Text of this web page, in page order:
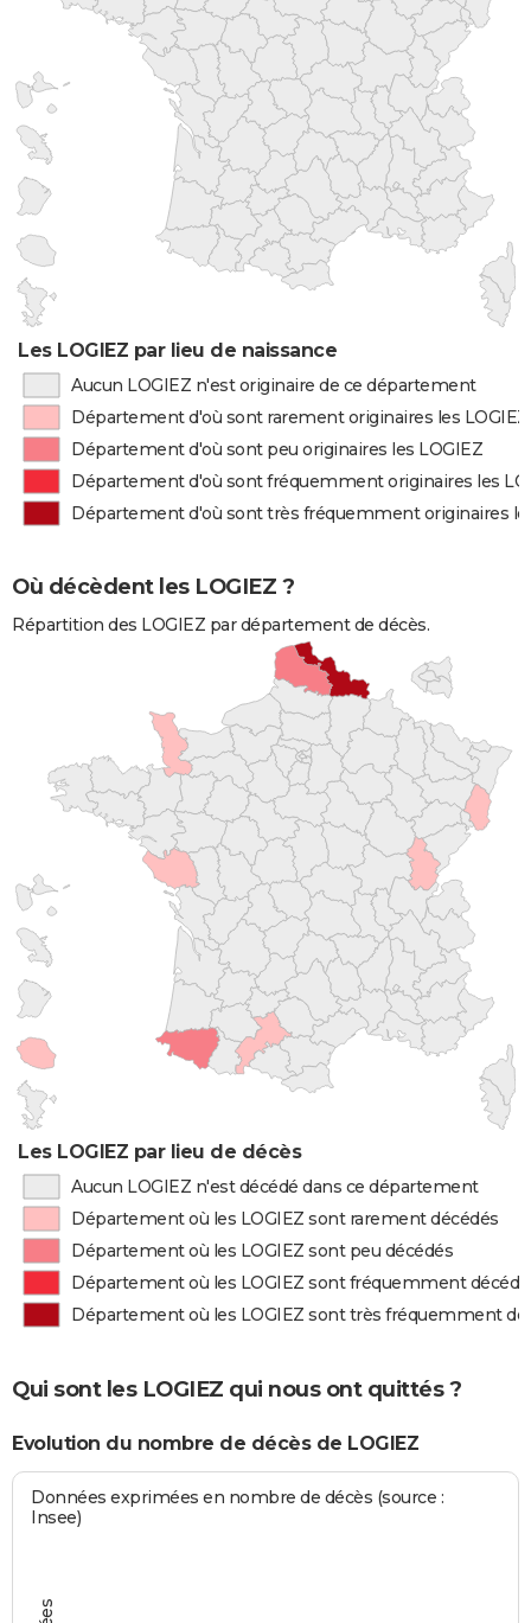
Les LOGIEZ par lieu de naissance
Aucun LOGIEZ n'est originaire de ce département
Département d'où sont rarement originaires les LOGIEZ
Département d'où sont peu originaires les LOGIEZ
Département d'où sont fréquemment originaires les
Département d'où sont très fréquemment originaires
Où décèdent les LOGIEZ ?
Répartition des LOGIEZ par département de décès.
Les LOGIEZ par lieu de décès
Aucun LOGIEZ n'est décédé dans ce département
Département où les LOGIEZ sont rarement décédés
Département où les LOGIEZ sont peu décédés
Département où les LOGIEZ sont fréquemment
Département où les LOGIEZ sont très fréquemment
Qui sont les LOGIEZ qui nous ont quittés ?
Evolution du nombre de décès de LOGIEZ
Données exprimées en nombre de décès (source :
Insee)